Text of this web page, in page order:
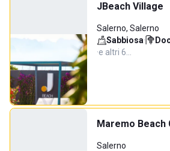
JBeach Village
Salerno, Salerno
Sabbiosa·
·e altri 6…
Maremo Beach
Salerno